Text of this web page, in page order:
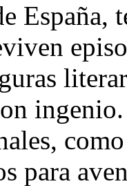
España,
para